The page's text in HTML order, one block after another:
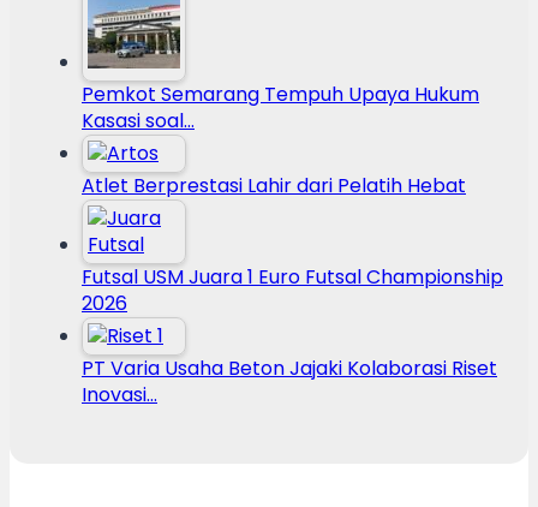
Pemkot Semarang Tempuh Upaya Hukum
Kasasi soal…
Atlet Berprestasi Lahir dari Pelatih Hebat
Futsal USM Juara 1 Euro Futsal Championship
2026
PT Varia Usaha Beton Jajaki Kolaborasi Riset
Inovasi…